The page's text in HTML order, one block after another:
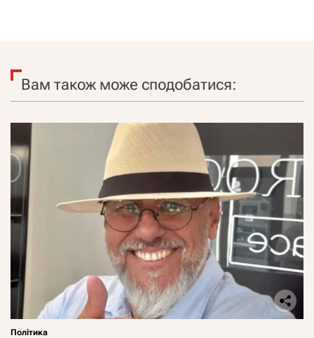
Вам також може сподобатися:
Політика